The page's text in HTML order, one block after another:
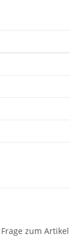
Frage zum Artikel